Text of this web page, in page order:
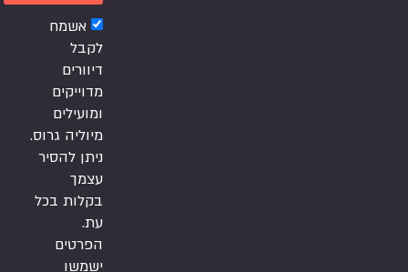
אשמח
לקבל
דיוורים
מדוייקים
ומועילים
מיוליה גרוס.
ניתן להסיר
עצמך
בקלות בכל
עת.
הפרטים
ישמשו